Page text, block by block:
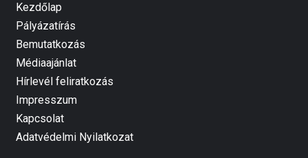
Kezdőlap
Pályázatírás
Bemutatkozás
Médiaajánlat
Hírlevél feliratkozás
Impresszum
Kapcsolat
Adatvédelmi Nyilatkozat